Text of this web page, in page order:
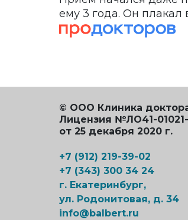
ему 3 года. Он плакал
© ООО Клиника
Лицензия №ЛО41-
от 25 декабря 2020 г.
+7 (912) 219-39-02
+7 (343) 300 34 24
г. Екатеринбург,
ул. Родонитовая, д. 34
info@balbert.ru